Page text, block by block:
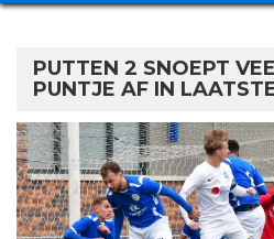
PUTTEN 2 SNOEPT
PUNTJE AF IN